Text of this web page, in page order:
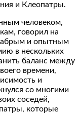
и Клеопатры.
человеком,
говорил на
и опытным
в нескольких
баланс между
времени,
и
со многими
соседей,
которые